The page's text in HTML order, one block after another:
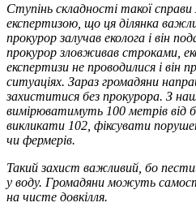
Ступінь складності такої
експертизою, що ця ділянка
прокурор залучав еколога і він
прокурор зловживав строками,
експертизи не проводилися і він
ситуаціях. Зараз громадяни
захиститися без прокурора. З
вимірюватимуть 100 метрів від
викликати 102, фіксувати
чи фермерів.
Такий захист важливий, бо
у воду. Громадяни можуть
на чисте довкілля.